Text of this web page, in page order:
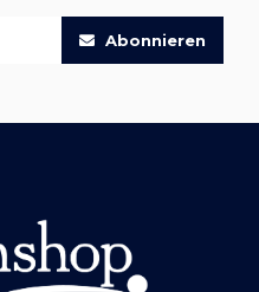
Abonnieren